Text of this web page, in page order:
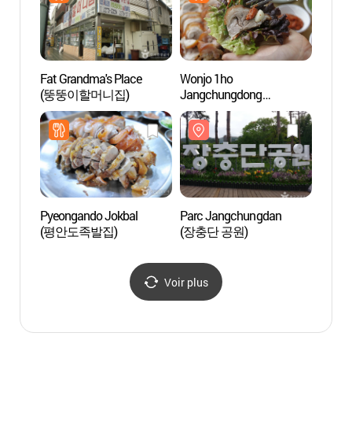
Fat Grandma's Place
(뚱뚱이할머니집)
Wonjo 1ho
Jangchungdong
Halmeonijip
(원조1호장충동할머니집)
Pyeongando Jokbal
(평안도족발집)
Parc Jangchungdan
(장충단 공원)
Voir plus